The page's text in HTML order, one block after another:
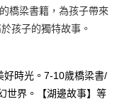
目的，商店將以您的個人
核對及更正。
頁面顯示為準，若有關於
請聯繫「AFTEE先享後付
先享後付」服務完成之交
交易相關給付款項請求債
適用於郵局i郵箱）
橋梁書籍，為孩子帶來
孩子的獨特故事。
好時光。7-10歲橋梁書/
世界。【湖邊故事】等